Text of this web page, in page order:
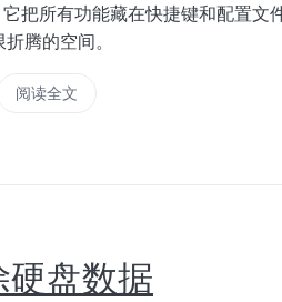
它把所有功能藏在快捷键和配置文
腾的空间。
阅读全文
硬盘数据